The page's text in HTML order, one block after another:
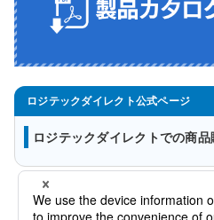
ロジテックダイレクトでの商
会社概要 法人様窓口
特定商取引法に関